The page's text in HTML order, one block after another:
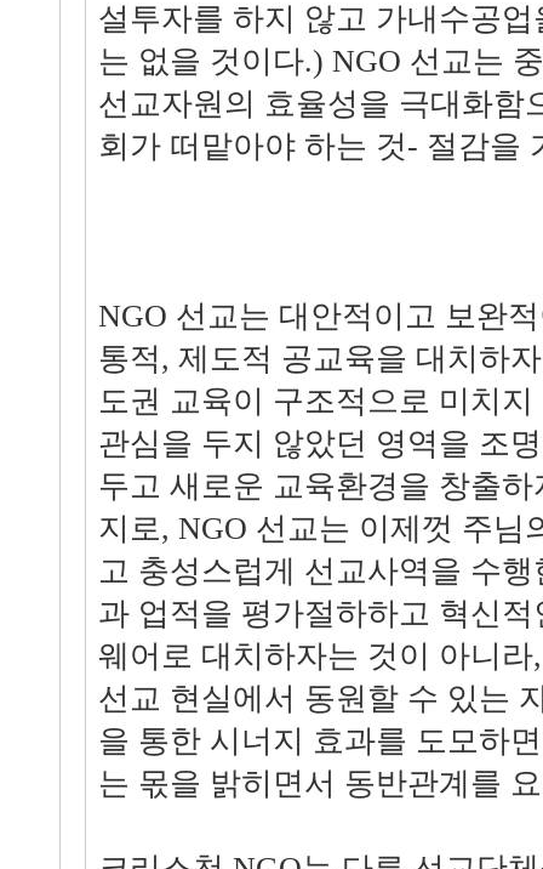
설투자를 하지 않고 가내수공
는 없을 것이다.) NGO 선교는
선교자원의 효율성을 극대화함
회가 떠맡아야 하는 것- 절감을
NGO 선교는 대안적이고 보완
통적, 제도적 공교육을 대치하
도권 교육이 구조적으로 미치
관심을 두지 않았던 영역을 조
두고 새로운 교육환경을 창출
지로, NGO 선교는 이제껏 주님
고 충성스럽게 선교사역을 수
과 업적을 평가절하하고 혁신
웨어로 대치하자는 것이 아니
선교 현실에서 동원할 수 있는
을 통한 시너지 효과를 도모하
는 몫을 밝히면서 동반관계를